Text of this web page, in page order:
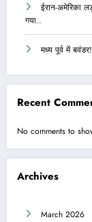
ईरान-अमेरिका
गया..
मध्य पूर्व में
Recent
No comments to
Archives
March 2026